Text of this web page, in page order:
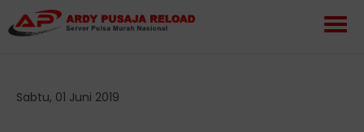
Sabtu, 01 Juni 2019